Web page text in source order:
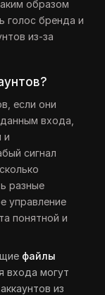
образом
голос бренда и
из-за
если они
входа,
и
сигнал
разные
управление
понятной и
файлы
входа могут
из